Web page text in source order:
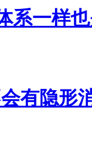
系一样
有隐形